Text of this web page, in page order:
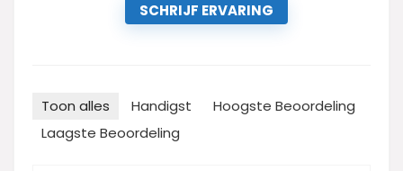
SCHRIJF ERVARING
Toon alles Handigst
Hoogste Beoordeling
Laagste Beoordeling